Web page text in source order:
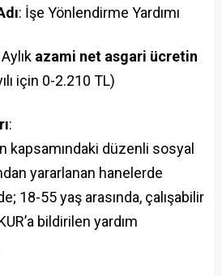
: İşe Yönlendirme Yardımı
azami net asgari ücretin
için 0-2.210 TL)
:
kapsamındaki düzenli sosyal
yararlanan hanelerde
18-55 yaş arasında, çalışabilir
bildirilen yardım